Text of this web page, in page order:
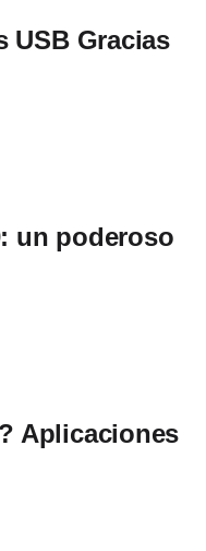
USB Gracias
un poderoso
Aplicaciones